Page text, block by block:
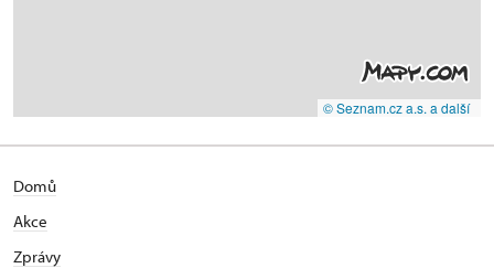
© Seznam.cz a.s. a další
Domů
Akce
Zprávy